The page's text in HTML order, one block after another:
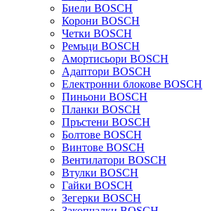
Биели BOSCH
Корони BOSCH
Четки BOSCH
Ремъци BOSCH
Амортисьори BOSCH
Адаптори BOSCH
Електронни блокове BOSCH
Пиньони BOSCH
Планки BOSCH
Пръстени BOSCH
Болтове BOSCH
Винтове BOSCH
Вентилатори BOSCH
Втулки BOSCH
Гайки BOSCH
Зегерки BOSCH